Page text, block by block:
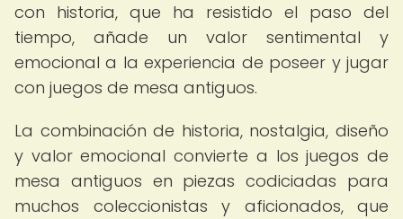
con historia, que ha resistido el paso del
tiempo, añade un valor sentimental y
emocional a la experiencia de poseer y jugar
con juegos de mesa antiguos.
La combinación de historia, nostalgia, diseño
y valor emocional convierte a los juegos de
mesa antiguos en piezas codiciadas para
muchos coleccionistas y aficionados, que